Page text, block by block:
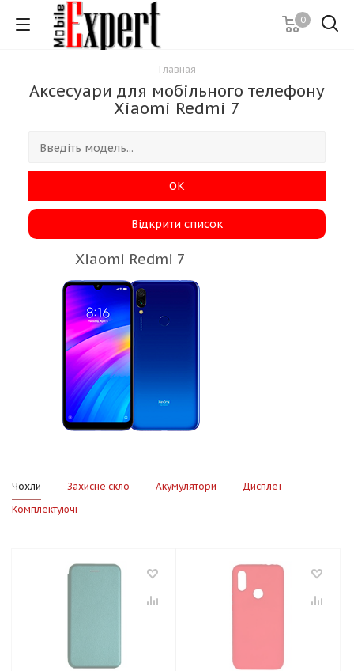
0
Главная
Аксесуари для мобільного телефону
Xiaomi Redmi 7
ОК
Відкрити список
Xiaomi Redmi 7
Чохли Захисне скло Акумулятори
Дисплеї
Комплектуючі